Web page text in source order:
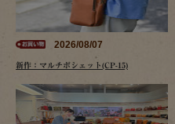
2026/08/07
新作：マルチポシェット(CP-15)